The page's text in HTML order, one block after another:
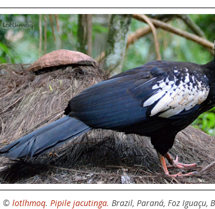
© lotlhmoq. Pipile jacutinga. Brazil, Paraná, Foz Iguaçu,